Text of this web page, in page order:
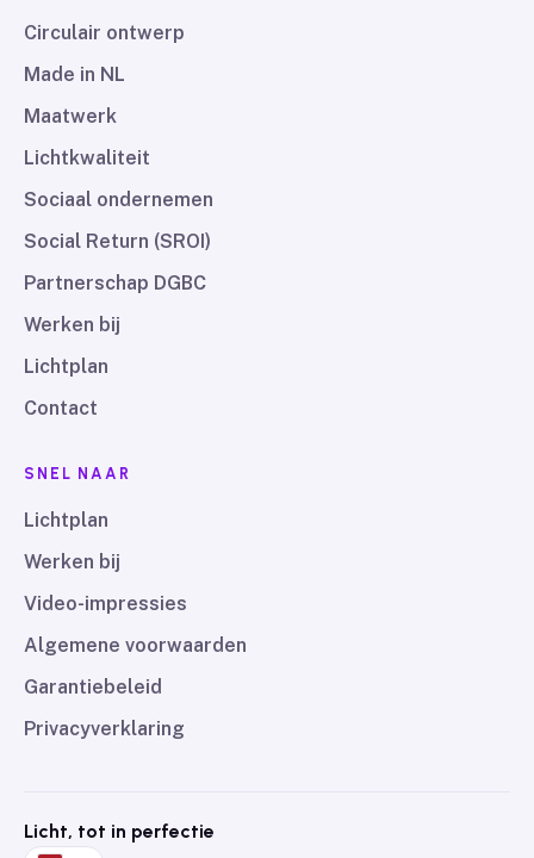
Circulair ontwerp
Made in NL
Maatwerk
Lichtkwaliteit
Sociaal ondernemen
Social Return (SROI)
Partnerschap DGBC
Werken bij
Lichtplan
Contact
SNEL NAAR
Lichtplan
Werken bij
Video-impressies
Algemene voorwaarden
Garantiebeleid
Privacyverklaring
Licht, tot in perfectie